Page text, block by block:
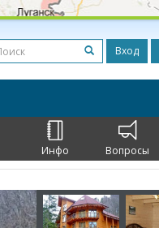
Вход
Инфо Вопросы